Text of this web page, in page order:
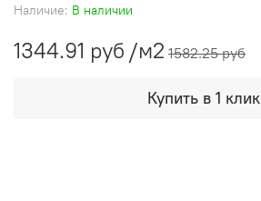
Наличие: В наличии
1344.91 руб /м2 1582.25 руб
Купить в 1 клик